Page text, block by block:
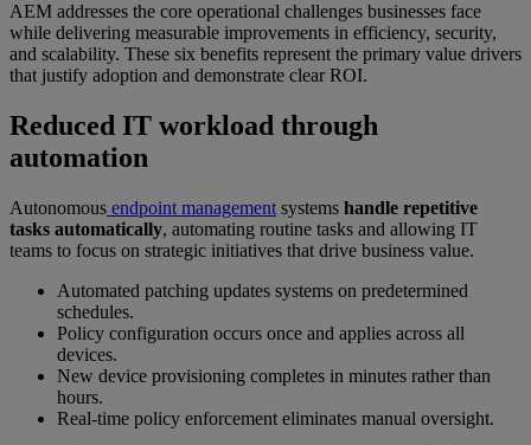
AEM addresses the core operational challenges businesses face
while delivering measurable improvements in efficiency, security,
and scalability. These six benefits represent the primary value drivers
that justify adoption and demonstrate clear ROI.
Reduced IT workload through
automation
Autonomous endpoint management systems handle repetitive
tasks automatically, automating routine tasks and allowing IT
teams to focus on strategic initiatives that drive business value.
Automated patching updates systems on predetermined
schedules.
Policy configuration occurs once and applies across all
devices.
New device provisioning completes in minutes rather than
hours.
Real-time policy enforcement eliminates manual oversight.